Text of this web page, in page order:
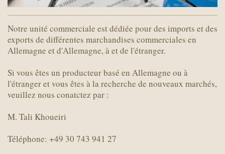
Notre unité commerciale est dédiée pour des imports et des
exports de différentes marchandises commerciales en
Allemagne et d'Allemagne, à et de l'étranger.
Si vous êtes un producteur basé en Allemagne ou à
l'étranger et vous êtes à la recherche de nouveaux marchés,
veuillez nous conatctez par :
M. Tali Khoueiri
Téléphone: +49 30 743 941 27